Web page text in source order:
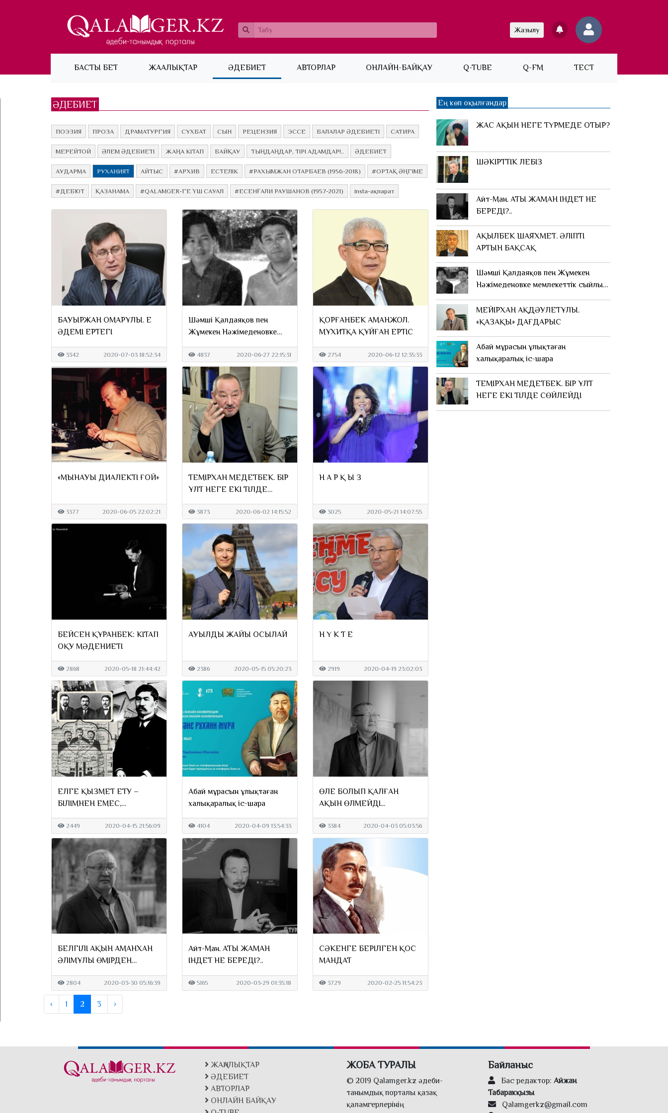
Жазылу
БАСТЫ БЕТ(current) ЖАҢАЛЫҚТАР ӘДЕБИЕТ АВТОРЛАР ОНЛАЙН-БАЙҚАУ Q-TUBE Q-FM ТЕСТ
ӘДЕБИЕТ
ПОЭЗИЯ ПРОЗА ДРАМАТУРГИЯ СҰХБАТ СЫН РЕЦЕНЗИЯ ЭССЕ БАЛАЛАР ӘДЕБИЕТІ САТИРА
МЕРЕЙТОЙ ӘЛЕМ ӘДЕБИЕТІ ЖАҢА КІТАП БАЙҚАУ ТЫҢДАҢДАР, ТІРІ АДАМДАР!.. ӘДЕБИЕТ
АУДАРМА РУХАНИЯТ АЙТЫС #АРХИВ ЕСТЕЛІК #РАХЫМЖАН ОТАРБАЕВ (1956-2018) #ОРТАҚ ӘҢГІМЕ
#ДЕБЮТ ҚАЗАНАМА #QALAMGER-ГЕ ҮШ САУАЛ #ЕСЕНҒАЛИ РАУШАНОВ (1957-2021) insta-ақпарат
БАУЫРЖАН ОМАРҰЛЫ. ЕҢ
ӘДЕМІ ЕРТЕГІ
3342 2020-07-03 18:52:34
Шәмші Қалдаяқов пен
Жұмекен Нәжімеденовке
берілді?
4837 2020-06-27 22:15:31
ҚОРҒАНБЕК АМАНЖОЛ.
МҰХИТҚА ҚҰЙҒАН ЕРТІС
2754 2020-06-12 12:35:33
«МЫНАУЫҢ ДИАЛЕКТІ ҒОЙ»
3377 2020-06-05 22:02:21
ТЕМІРХАН МЕДЕТБЕК. БІР
ҰЛТ НЕГЕ ЕКІ ТІЛДЕ
3873 2020-06-02 14:15:52
Н А Р Қ Ы З
3025 2020-05-21 14:07:55
БЕЙСЕН ҚҰРАНБЕК: КІТАП
ОҚУ МӘДЕНИЕТІ
2868 2020-05-18 21:44:42
АУЫЛДЫҢ ЖАЙЫ ОСЫЛАЙ
2386 2020-05-15 05:20:23
Н Ү К Т Е
2919 2020-04-19 23:02:03
ЕЛГЕ ҚЫЗМЕТ ЕТУ –
БІЛІМНЕН ЕМЕС,
2449 2020-04-15 21:56:09
Абай мұрасын ұлықтаған
халықаралық іс-шара
4104 2020-04-09 13:54:33
ӨЛЕҢ БОЛЫП ҚАЛҒАН
АҚЫН ӨЛМЕЙДІ...
3384 2020-04-03 05:03:56
БЕЛГІЛІ АҚЫН АМАНХАН
ӘЛІМҰЛЫ ӨМІРДЕН
2804 2020-03-30 05:16:39
Айт-Ман. АТЫ ЖАМАН
ІНДЕТ НЕ БЕРЕДІ?..
5165 2020-03-29 01:35:18
СӘКЕНГЕ БЕРІЛГЕН ҚОС
МАНДАТ
3729 2020-02-25 11:54:23
‹ 1 2 3 ›
Ең көп оқылғандар
ЖАС АҚЫН НЕГЕ ТҮРМЕДЕ ОТЫР?
ШӘКІРТТІК ЛЕБІЗ
Айт-Ман. АТЫ ЖАМАН ІНДЕТ НЕ
БЕРЕДІ?..
АҚЫЛБЕК ШАЯХМЕТ. ӘЛІПТІҢ
АРТЫН БАҚСАҚ
Шәмші Қалдаяқов пен Жұмекен
Нәжімеденовке мемлекеттік сыйлық
МЕЙІРХАН АҚДӘУЛЕТҰЛЫ.
«ҚАЗАҚЫ» ДАҒДАРЫС
Абай мұрасын ұлықтаған
халықаралық іс-шара
ТЕМІРХАН МЕДЕТБЕК. БІР ҰЛТ
НЕГЕ ЕКІ ТІЛДЕ СӨЙЛЕЙДІ
ЖАҢАЛЫҚТАР
ӘДЕБИЕТ
АВТОРЛАР
ОНЛАЙН БАЙҚАУ
ЖОБА ТУРАЛЫ
© 2019 Qalamger.kz әдеби-
танымдық порталы қазақ
қаламгерлерінің
Байланыс
Бас редактор: Айжан
Табаракқызы
Qalamgerkz@gmail.com